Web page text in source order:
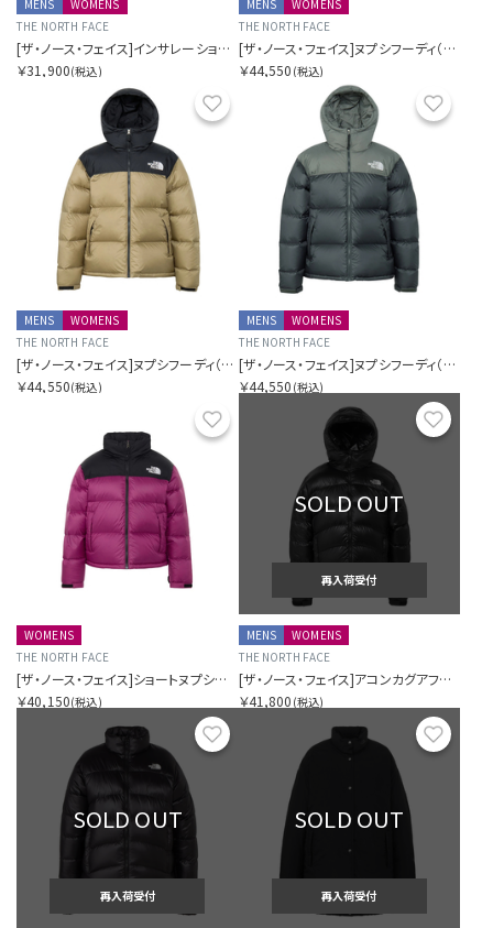
MENS
WOMENS
THE NORTH FACE
[ザ・ノース・フェイス]インサレーションボンバージャケット
￥31,900(税込)
MENS
WOMENS
THE NORTH FACE
[ザ・ノース・フェイス]ヌプシフーディ（ユニセックス）
￥44,550 (税込)
お気に入り
MENS
WOMENS
THE NORTH FACE
[ザ・ノース・フェイス]ヌプシフーディ（ユニセックス）
￥44,550(税込)
MENS
WOMENS
THE NORTH FACE
[ザ・ノース・フェイス]ヌプシフーディ（ユニセックス）
￥44,550 (税込)
お気に入り
WOMENS
THE NORTH FACE
[ザ・ノース・フェイス]ショートヌプシジャケット（レディース）
￥40,150(税込)
SOLD OUT
再入荷受付
MENS
WOMENS
THE NORTH FACE
[ザ・ノース・フェイス]アコンカグアフーディー（ユニセックス）
￥41,800 (税込)
お気に入り
SOLD OUT
再入荷受付
SOLD OUT
再入荷受付